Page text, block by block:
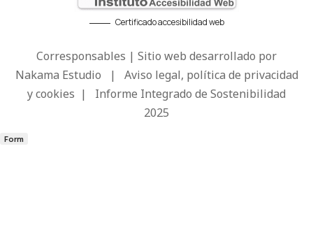
Certificado accesibilidad web
Corresponsables | Sitio web desarrollado por
Nakama Estudio | Aviso legal, política de privacidad
y cookies | Informe Integrado de Sostenibilidad
2025
Form